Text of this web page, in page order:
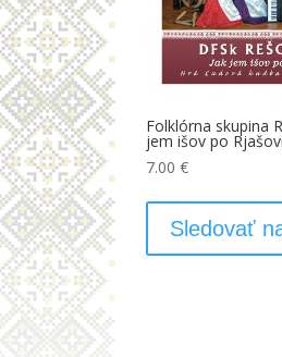
Folklórna skupina
jem išov po Rjašovi
7.00€
Sledovať